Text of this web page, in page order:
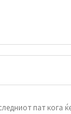
пат кога